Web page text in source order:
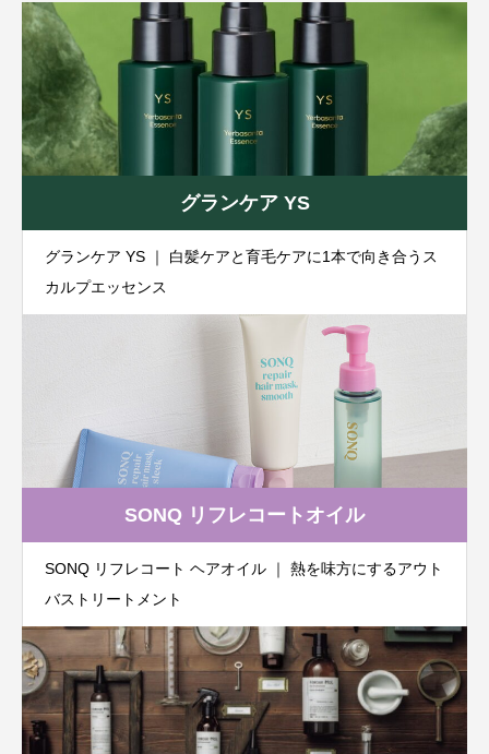
グランケア YS
グランケア YS ｜ 白髪ケアと育毛ケアに1本で向き合うス
カルプエッセンス
SONQ リフレコートオイル
SONQ リフレコート ヘアオイル ｜ 熱を味方にするアウト
バストリートメント